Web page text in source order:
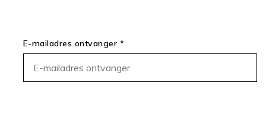
E-mailadres ontvanger *